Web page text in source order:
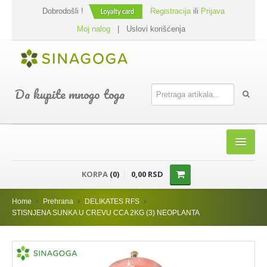
Dobrodošli ! Registracijaili Prijava
Moj nalog
Uslovi korišćenja
Da kupite mnogo toga
SHOP
PREHRANA
DODACI JELIMA
KORPA (0) 0,00 RSD
Home Prehrana
DELIKATES RFS
STISNJENA SUNKA U CREVU CCA 2KG (3) NEOPLANTA